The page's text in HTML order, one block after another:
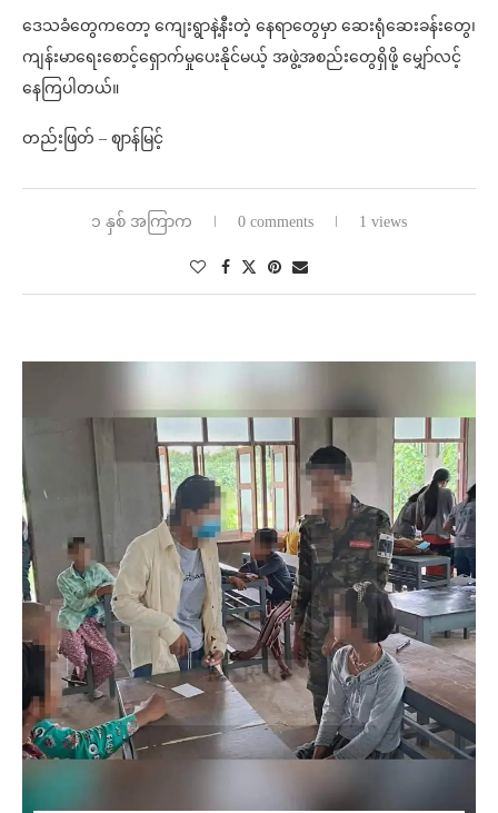
ဒေသခံတွေကတော့ ကျေးရွာနဲ့နီးတဲ့ နေရာတွေမှာ ဆေးရုံဆေးခန်းတွေ၊
ကျန်းမာရေးစောင့်ရှောက်မှုပေးနိုင်မယ့် အဖွဲ့အစည်းတွေရှိဖို့ မျှော်လင့်
နေကြပါတယ်။
တည်းဖြတ် – ဈာန်မြင့်
၁ နှစ် အကြာက 0 comments 1 views